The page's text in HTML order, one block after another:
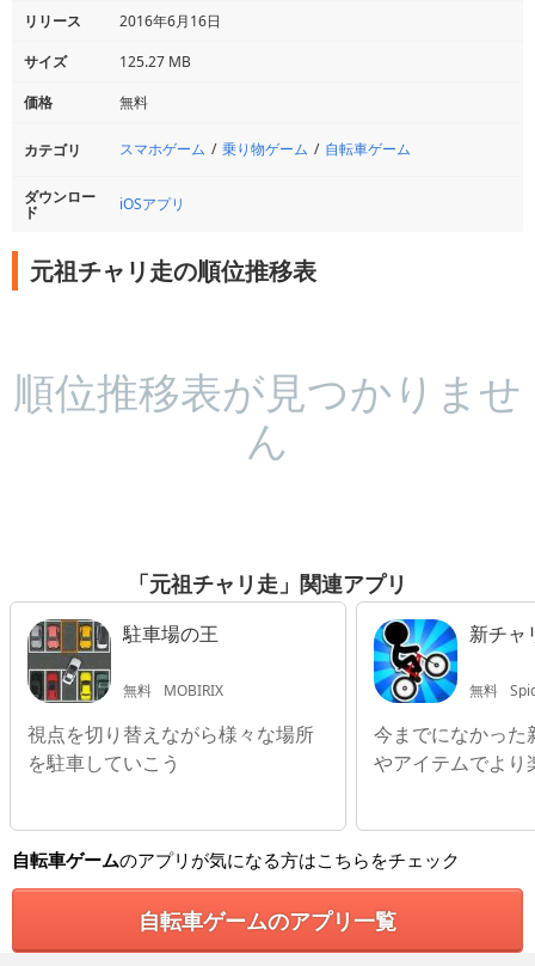
リリース
2016年6月16日
サイズ
125.27 MB
価格
無料
カテゴリ スマホゲーム 乗り物ゲーム 自転車ゲーム
ダウンロー
ド iOSアプリ
元祖チャリ走の順位推移表
順位推移表が見つかりませ
ん
「元祖チャリ走」関連アプリ
駐車場の王
無料 MOBIRIX
視点を切り替えながら様々な場所
を駐車していこう
新チャ
無料
今までになかった
やアイテムでより
自転車ゲームのアプリが気になる方はこちらをチェック
自転車ゲームのアプリ一覧